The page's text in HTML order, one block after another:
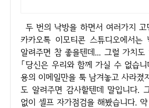
두 번의 낙방을 하면서 여러가지 고민에 빠졌습니다.
카카오톡 이모티콘 스튜디오에서는
알려주면 참 좋을텐데... 그럴 가치도
「당신은 우리와 함께 가실 수 없습
용의 이메일만을 툭 남겨놓고 사라졌
도 알려주면 감사할텐데 말입니다.
없이 셀프 자가점검을 해봤습니다.